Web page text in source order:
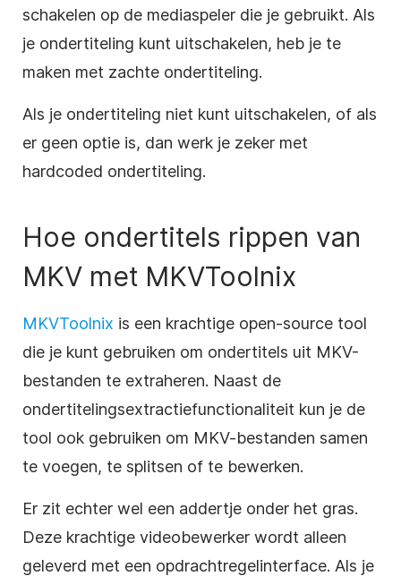
schakelen op de mediaspeler die je gebruikt. Als
je ondertiteling kunt uitschakelen, heb je te
maken met zachte ondertiteling.
Als je ondertiteling niet kunt uitschakelen, of als
er geen optie is, dan werk je zeker met
hardcoded ondertiteling.
Hoe ondertitels rippen van
MKV met MKVToolnix
MKVToolnix is een krachtige open-source tool
die je kunt gebruiken om ondertitels uit MKV-
bestanden te extraheren. Naast de
ondertitelingsextractiefunctionaliteit kun je de
tool ook gebruiken om MKV-bestanden samen
te voegen, te splitsen of te bewerken.
Er zit echter wel een addertje onder het gras.
Deze krachtige videobewerker wordt alleen
geleverd met een opdrachtregelinterface. Als je